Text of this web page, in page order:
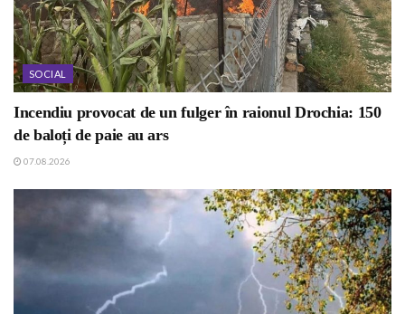
SOCIAL
Incendiu provocat de un fulger în raionul Drochia: 150
de baloți de paie au ars
07.08.2026